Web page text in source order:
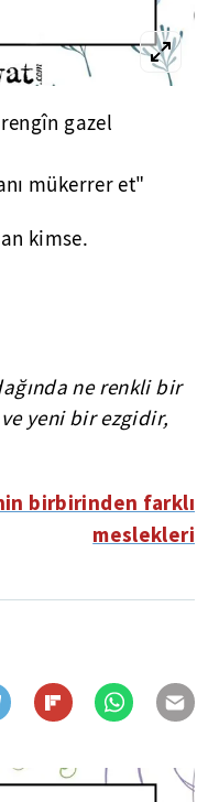
gazel
mükerrer et"
kimse.
ne renkli bir
yeni bir ezgidir,
birbirinden farklı
meslekleri